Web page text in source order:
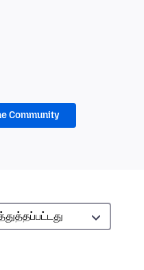
Community